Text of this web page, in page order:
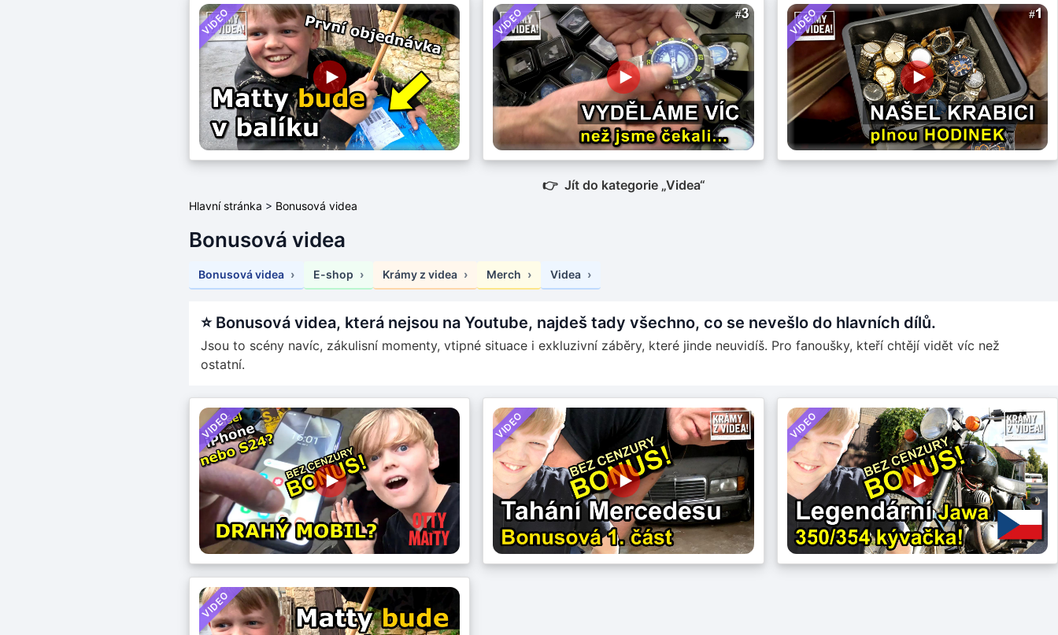
VIDEO VIDEO VIDEO
Jít do kategorie „Videa“
Hlavní stránka > Bonusová videa
Bonusová videa
Bonusová videa E-shop Krámy z videa Merch Videa
⭐ Bonusová videa, která nejsou na Youtube, najdeš tady všechno, co se nevešlo do hlavních dílů.
Jsou to scény navíc, zákulisní momenty, vtipné situace i exkluzivní záběry, které jinde neuvidíš. Pro fanoušky, kteří chtějí vidět víc než
ostatní.
VIDEO VIDEO VIDEO
VIDEO